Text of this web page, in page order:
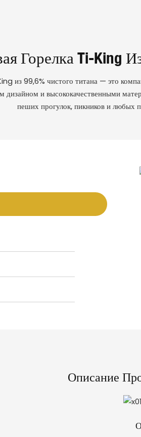
Горелка Ti-King
из 99,6% чистого титана — это
и высококачественными
пеших прогулок, пикников и любых
Описание